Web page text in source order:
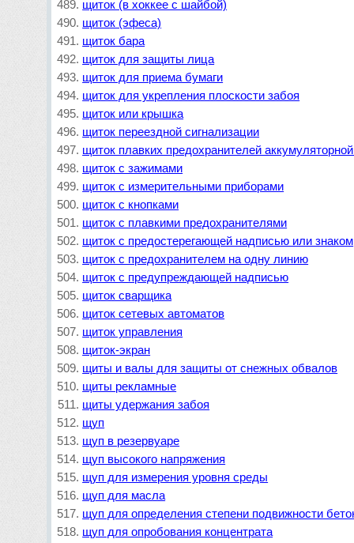
щиток (в хоккее с шайбой)
щиток (эфеса)
щиток бара
щиток для защиты лица
щиток для приема бумаги
щиток для укрепления плоскости забоя
щиток или крышка
щиток переездной сигнализации
щиток плавких предохранителей
щиток с зажимами
щиток с измерительными приборами
щиток с кнопками
щиток с плавкими предохранителями
щиток с предостерегающей надписью или знаком
щиток с предохранителем на одну линию
щиток с предупреждающей надписью
щиток сварщика
щиток сетевых автоматов
щиток управления
щиток-экран
щиты и валы для защиты от снежных обвалов
щиты рекламные
щиты удержания забоя
щуп
щуп в резервуаре
щуп высокого напряжения
щуп для измерения уровня среды
щуп для масла
щуп для определения степени подвижности
щуп для опробования концентрата